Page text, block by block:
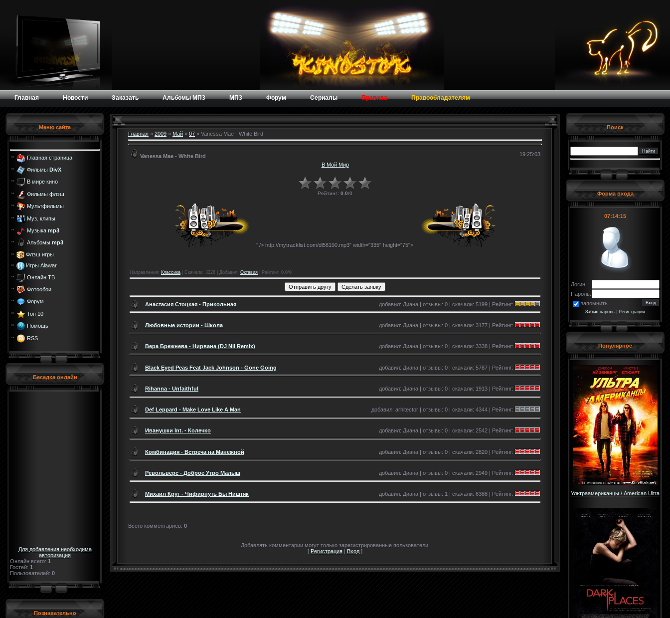
Главная Новости Заказать Альбомы МП3 МП3 Форум Сериалы Правила Правообладателям
Меню сайта
Главная страница
Фильмы DivX
В мире кино
Фильмы флэш
Мультфильмы
Муз. клипы
Музыка mp3
Альбомы mp3
Флэш игры
Игры Alawar
Онлайн ТВ
Фотообои
Форум
Топ 10
Помощь
RSS
Беседка онлайн
Для добавления необходима
авторизация
Онлайн всего: 1
Гостей: 1
Пользователей: 0
Познавательно
Главная » 2009 » Май » 07 » Vanessa Mae - White Bird
Vanessa Mae - White Bird
19:25:03
В Мой Мир
Рейтинг: 0.0/0
" /> http://mytracklist.com/dl58190.mp3" width="335" height="75">
Направления : Класcика Скачали: 3228 | Добавил: Октавия Рейтинг: 0.0/0
Анастасия Стоцкая - Прикольная добавил: Диана | отзывы: 0 | скачали: 5199 | Рейтинг:
Любовные истории - Школа добавил: Диана | отзывы: 0 | скачали: 3177 | Рейтинг:
Вера Брежнева - Нирвана (DJ Nil Remix) добавил: Диана | отзывы: 0 | скачали: 3338 | Рейтинг:
Black Eyed Peas Feat Jack Johnson - Gone Going добавил: Диана | отзывы: 0 | скачали: 5787 | Рейтинг:
Rihanna - Unfaithful добавил: Диана | отзывы: 0 | скачали: 1913 | Рейтинг:
Def Leppard - Make Love Like A Man добавил: arhitector | отзывы: 0 | скачали: 4344 | Рейтинг:
Иванушки Int. - Колечко добавил: Диана | отзывы: 0 | скачали: 2542 | Рейтинг:
Комбинация - Встреча на Манежной добавил: Диана | отзывы: 0 | скачали: 2820 | Рейтинг:
Револьверс - Доброе Утро Малыш добавил: Диана | отзывы: 0 | скачали: 2949 | Рейтинг:
Михаил Круг - Чифирнуть Бы Ништяк добавил: Диана | отзывы: 1 | скачали: 6388 | Рейтинг:
Всего комментариев: 0
Добавлять комментарии могут только зарегистрированные пользователи.
[ Регистрация | Вход ]
Поиск
Форма входа
07:14:15
Логин:
Пароль:
запомнить
Забыл пароль Регистрация
Популярное
Ультраамериканцы / American Ultra